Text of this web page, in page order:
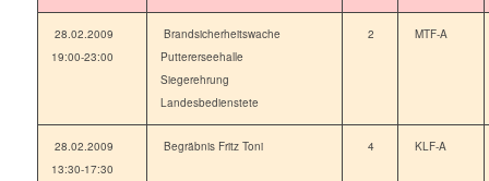
28.02.2009
19:00-23:00
Brandsicherheitswache
Puttererseehalle
Siegerehrung
Landesbedienstete
2 MTF-A
28.02.2009
13:30-17:30
Begräbnis Fritz Toni 4 KLF-A